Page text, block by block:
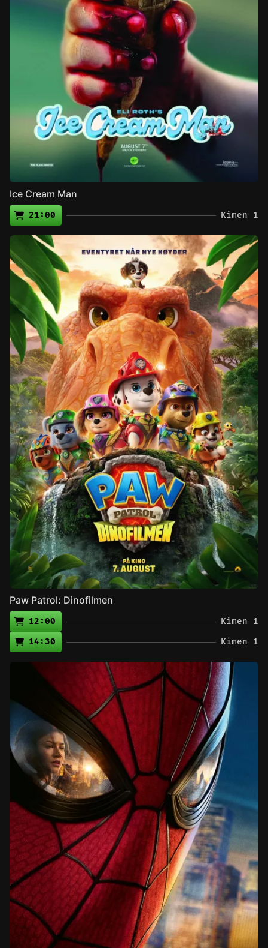
Ice Cream Man
21:00 Kimen 1
Paw Patrol: Dinofilmen
12:00
Kimen 1
14:30
Kimen 1